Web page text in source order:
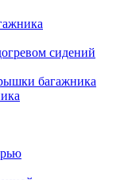
сидений
багажника